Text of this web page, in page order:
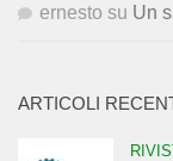
ernesto su Un
ARTICOLI